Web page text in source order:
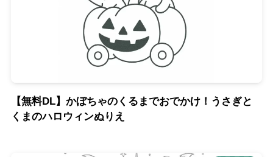
【無料DL】かぼちゃのくるまでおでかけ！うさぎと
くまのハロウィンぬりえ